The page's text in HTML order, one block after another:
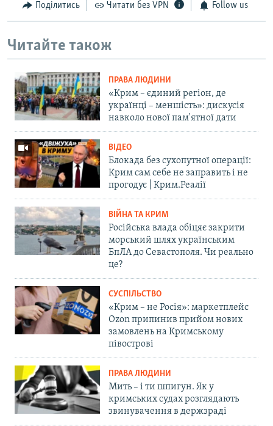
Поділитись Читати без VPN Follow us
Читайте також
ПРАВА ЛЮДИНИ
«Крим – єдиний регіон, де
українці – меншість»: дискусія
навколо нової пам'ятної дати
ВІДЕО
Блокада без сухопутної операції:
Крим сам себе не заправить і не
прогодує | Крим.Реалії
ВІЙНА ТА КРИМ
Російська влада обіцяє закрити
морський шлях українським
БпЛА до Севастополя. Чи реально
це?
СУСПІЛЬСТВО
«Крим – не Росія»: маркетплейс
Ozon припинив прийом нових
замовлень на Кримському
півострові
ПРАВА ЛЮДИНИ
Мить – і ти шпигун. Як у
кримських судах розглядають
звинувачення в держзраді